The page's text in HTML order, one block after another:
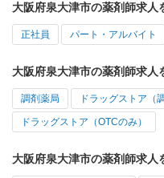
大阪府泉大津市の薬剤師求人
正社員 パート・アルバイト
大阪府泉大津市の薬剤師求人
調剤薬局 ドラッグストア（
ドラッグストア（OTCのみ）
大阪府泉大津市の薬剤師求人